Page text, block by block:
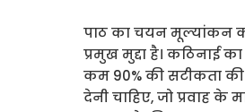
पाठ का चयन मूल्यांकन
प्रमुख मुद्दा है। कठिनाई
कम 90% की सटीकता
देनी चाहिए, जो प्रवाह के